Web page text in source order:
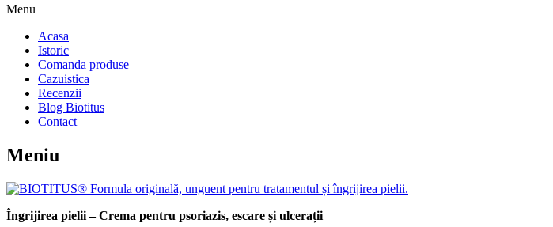
Menu
Acasa
Istoric
Comanda produse
Cazuistica
Recenzii
Blog Biotitus
Contact
Meniu
Îngrijirea pielii – Crema pentru psoriazis, escare și ulcerații